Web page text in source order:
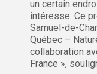
un certain
intéresse. Ce
Samuel-de-
Québec –
collaboration
France »,